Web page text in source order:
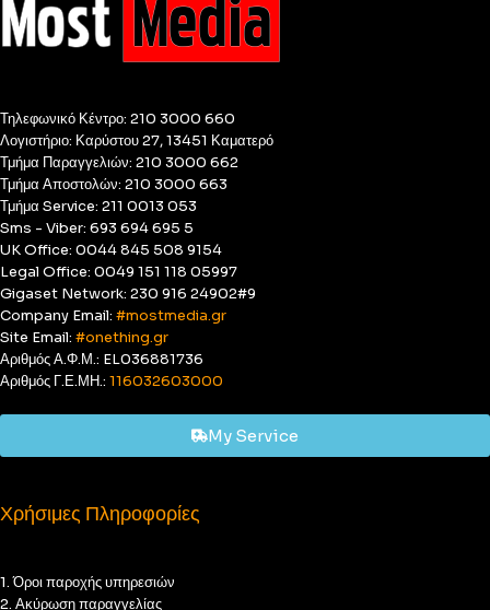
Τηλεφωνικό Κέντρο: 210 3000 660
Λογιστήριο: Καρύστου 27, 13451 Καματερό
Τμήμα Παραγγελιών: 210 3000 662
Τμήμα Αποστολών: 210 3000 663
Τμήμα Service: 211 0013 053
Sms - Viber: 693 694 695 5
UK Office: 0044 845 508 9154
Legal Office: 0049 151 118 05997
Gigaset Network: 230 916 24902#9
Company Email: #mostmedia.gr
Site Email: #onething.gr
Αριθμός Α.Φ.Μ.: EL036881736
Αριθμός Γ.Ε.ΜΗ.: 116032603000
My Service
Χρήσιμες Πληροφορίες
1. Όροι παροχής υπηρεσιών
2. Ακύρωση παραγγελίας